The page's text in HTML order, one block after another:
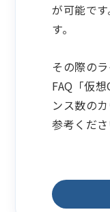
が可能で
す。
その際の
FAQ「仮
ンス数の
参考くださ